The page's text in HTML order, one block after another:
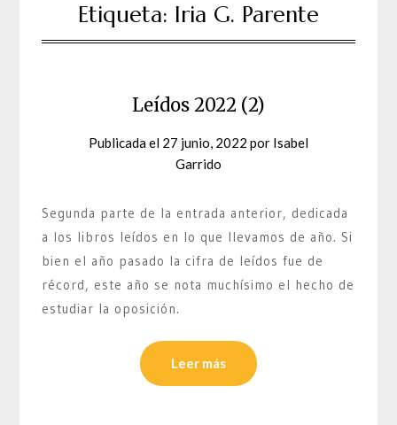
Etiqueta: Iria G. Parente
Leídos 2022 (2)
Publicada el 27 junio, 2022 por Isabel
Garrido
Segunda parte de la entrada anterior, dedicada
a los libros leídos en lo que llevamos de año. Si
bien el año pasado la cifra de leídos fue de
récord, este año se nota muchísimo el hecho de
estudiar la oposición.
Leer más